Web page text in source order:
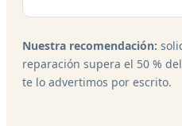
Nuestra recomendación:
reparación supera el 50 %
te lo advertimos por escrito.